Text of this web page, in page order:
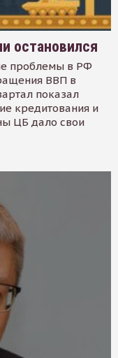
остановился
проблемы в РФ
ВВП в
показал
кредитования и
ЦБ дало свои